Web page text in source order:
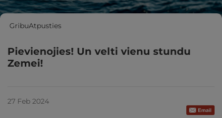
GribuAtpusties
Pievienojies! Un velti vienu stundu
Zemei!
27 Feb 2024